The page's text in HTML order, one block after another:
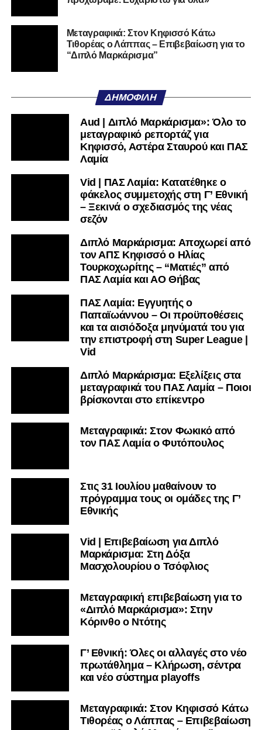
Αυτοπεποίθηση.
Αν η Λαμία συνεχίσει να μικραίνει τον εαυτό της, δεν θα
χρειαστεί κανείς άλλος να το κάνει.
Όταν αποφασίσει να συνειδητοποιήσει ότι είναι
πολύ μικρή.
lamiara.grστοGoogle Newsγια να
μαθαίνετε πρώτοι τα κυανόλευκα νέα στην Ελλάδα και τον
υπόλοιπο κόσμο. Ακολουθήστε το lamiara.gr στο
μαθαίνετε σε χρόνο dt όλα τα νέα.
Μεταγραφικά: Στον Κηφισσό Κάτω
Τιθορέας ο Λάππας – Επιβεβαίωση για το
“Διπλό Μαρκάρισμα”
ΔΗΜΟΦΙΛΉ
Aud | Διπλό Μαρκάρισμα»: Όλο το
μεταγραφικό ρεπορτάζ για
Κηφισσό, Αστέρα Σταυρού και ΠΑΣ
Λαμία
Vid | ΠΑΣ Λαμία: Κατατέθηκε ο
φάκελος συμμετοχής στη Γ’ Εθνική
– Ξεκινά ο σχεδιασμός της νέας
σεζόν
Διπλό Μαρκάρισμα: Αποχωρεί από
τον ΑΠΣ Κηφισσό ο Ηλίας
Τουρκοχωρίτης – “Ματιές” από
ΠΑΣ Λαμία και ΑΟ Θήβας
ΠΑΣ Λαμία: Εγγυητής ο
Παπαϊωάννου – Οι προϋποθέσεις
και τα αισιόδοξα μηνύματά του για
την επιστροφή στη Super League |
Vid
Διπλό Μαρκάρισμα: Εξελίξεις στα
μεταγραφικά του ΠΑΣ Λαμία – Ποιοι
βρίσκονται στο επίκεντρο
Μεταγραφικά: Στον Φωκικό από
τον ΠΑΣ Λαμία ο Φυτόπουλος
Στις 31 Ιουλίου μαθαίνουν το
πρόγραμμα τους οι ομάδες της Γ’
Εθνικής
Vid | Επιβεβαίωση για Διπλό
Μαρκάρισμα: Στη Δόξα
Μασχολουρίου ο Τσόφλιος
Μεταγραφική επιβεβαίωση για το
«Διπλό Μαρκάρισμα»: Στην
Κόρινθο ο Ντότης
Γ’ Εθνική: Όλες οι αλλαγές στο νέο
πρωτάθλημα – Κλήρωση, σέντρα
και νέο σύστημα playoffs
Μεταγραφικά: Στον Κηφισσό Κάτω
Τιθορέας ο Λάππας – Επιβεβαίωση